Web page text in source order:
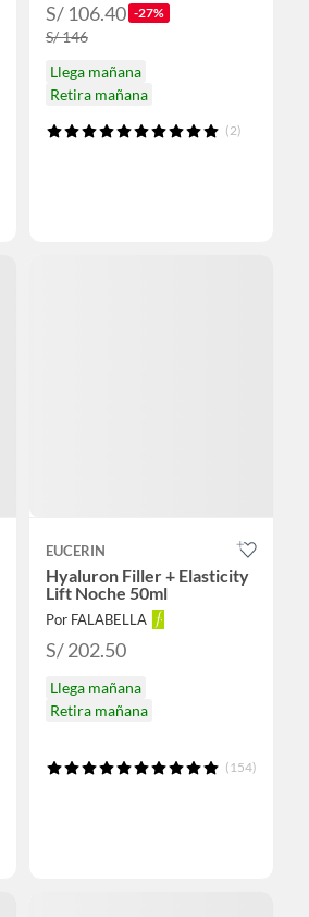
S/ 106.40 -27%
S/ 146
Llega mañana
Retira mañana
(2)
EUCERIN
Hyaluron Filler + Elasticity
Lift Noche 50ml
Por FALABELLA
S/ 202.50
Llega mañana
Retira mañana
(154)